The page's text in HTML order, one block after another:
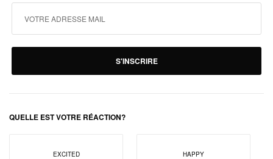
S'INSCRIRE
QUELLE EST VOTRE RÉACTION?
EXCITED HAPPY